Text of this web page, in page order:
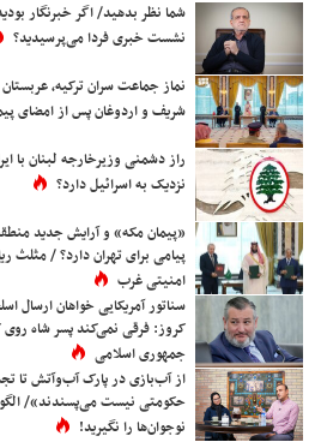
شما نظر بدهید/ اگر خبرنگار
نشست خبری فردا می‌پرسیدید؟
نماز جماعت سران ترکیه،
شریف و اردوغان پس از امضای
راز دشمنی وزیرخارجه لبنان
نزدیک به اسرائیل دارد؟
«پیمان مکه» و آرایش جدید
پیامی برای تهران دارد؟ / مثلث
امنیتی غرب
سناتور آمریکایی خواهان ارسال
کروز: فرقی نمی‌کند پسر شاه روی
جمهوری اسلامی
از آب‌بازی در پارک آب‌وآتش تا
حکومتی نیست می‌پسندند»/
نوجوان‌ها را نگیرید!